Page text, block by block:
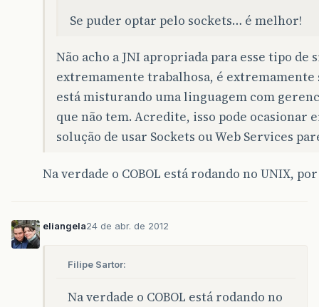
Se puder optar pelo sockets… é melhor!
Não acho a JNI apropriada para esse tipo de
extremamente trabalhosa, é extremamente
está misturando uma linguagem com
que não tem. Acredite, isso pode ocasionar
solução de usar Sockets ou Web Services
Na verdade o COBOL está rodando no UNIX,
eliangela24 de abr. de 2012
Filipe Sartor:
Na verdade o COBOL está rodando no